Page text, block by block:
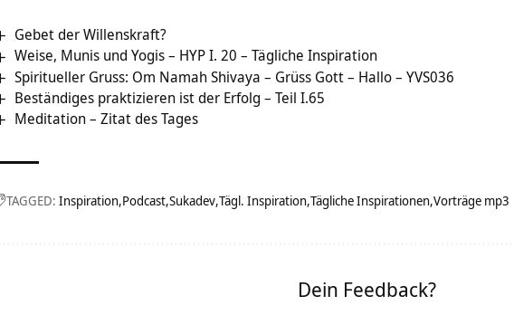
Gebet der Willenskraft?
Weise, Munis und Yogis – HYP I. 20 – Tägliche Inspiration
Spiritueller Gruss: Om Namah Shivaya – Grüss Gott – Hallo – YVS036
Beständiges praktizieren ist der Erfolg – Teil I.65
Meditation – Zitat des Tages
TAGGED: Inspiration Podcast Sukadev Tägl. Inspiration Tägliche Inspirationen Vorträge mp3
Dein Feedback?